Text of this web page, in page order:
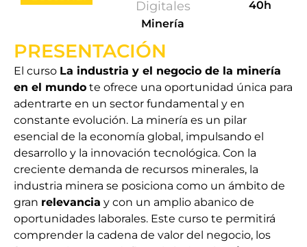
Digitales
Minería
40h
PRESENTACIÓN
El curso La industria y el negocio de la minería
en el mundo te ofrece una oportunidad única para
adentrarte en un sector fundamental y en
constante evolución. La minería es un pilar
esencial de la economía global, impulsando el
desarrollo y la innovación tecnológica. Con la
creciente demanda de recursos minerales, la
industria minera se posiciona como un ámbito de
gran relevancia y con un amplio abanico de
oportunidades laborales. Este curso te permitirá
comprender la cadena de valor del negocio, los